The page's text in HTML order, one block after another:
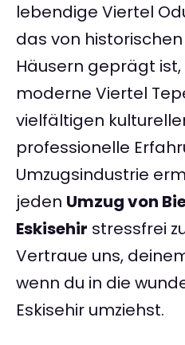
lebendige Viertel
das von
Häusern geprägt
moderne Viertel
vielfältigen
professionelle
Umzugsindustrie
jeden Umzug von
Eskisehir stressfrei
Vertraue uns,
wenn du in die
Eskisehir umziehst.